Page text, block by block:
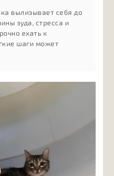
вылизывает себя до
зуда, стресса и
ехать к
шаги может
приёма врача, чтобы
навредить.